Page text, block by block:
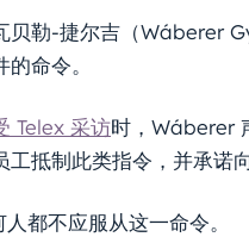
贝勒-捷尔吉（Wáberer
命令。
Telex 采访时，Wáberer
工抵制此类指令，并承诺
人都不应服从这一命令。